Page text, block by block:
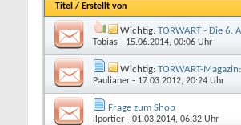
Titel / Erstellt von
Wichtig: TORWART - Die 6.
Tobias - 15.06.2014, 00:06 Uhr
Wichtig: TORWART-
Paulianer - 17.03.2012, 20:24 Uhr
Frage zum Shop
ilportier - 01.03.2014, 06:32 Uhr